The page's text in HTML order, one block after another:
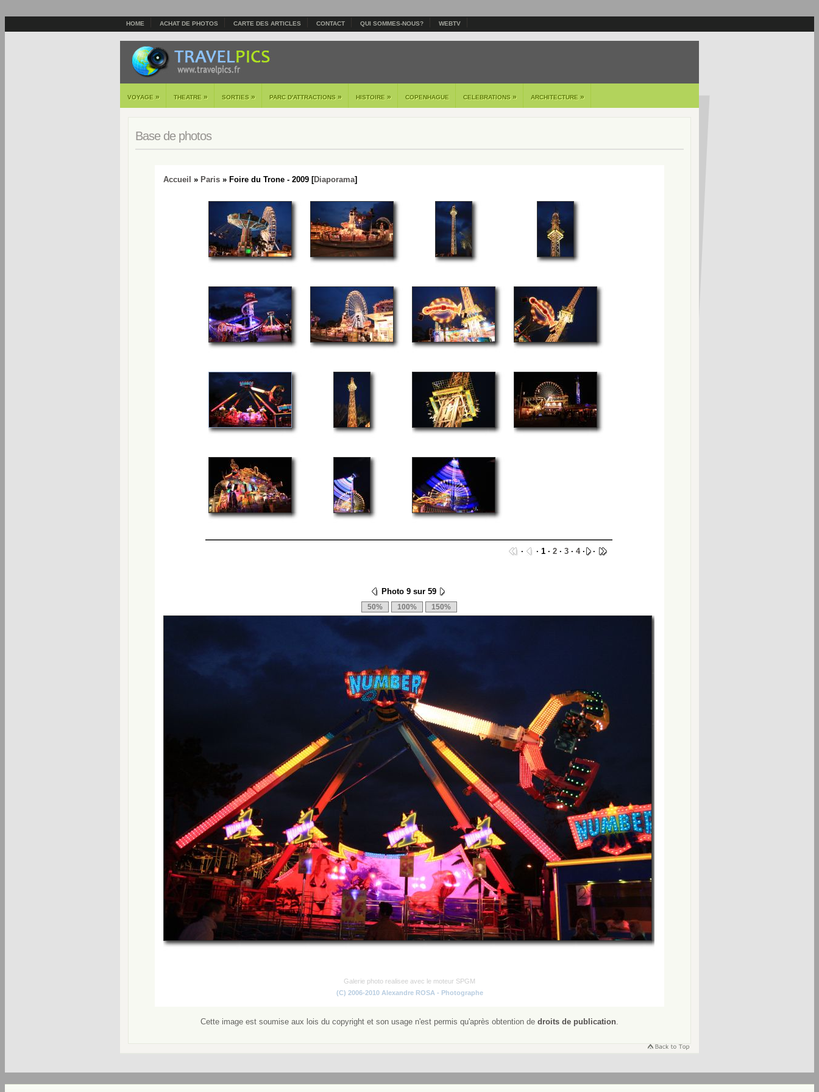
HOME ACHAT DE PHOTOS CARTE DES ARTICLES CONTACT QUI SOMMES-NOUS? WEBTV
VOYAGE » THEATRE » SORTIES » PARC D'ATTRACTIONS » HISTOIRE » COPENHAGUE CELEBRATIONS » ARCHITECTURE »
Base de photos
Accueil » Paris » Foire du Trone - 2009 [Diaporama]
· · 1 · 2 · 3 · 4· ·
Photo 9 sur 59
Galerie photo realisee avec le moteur SPGM
(C) 2006-2010 Alexandre ROSA - Photographe
Cette image est soumise aux lois du copyright et son usage n'est permis qu'après obtention de droits de publication.